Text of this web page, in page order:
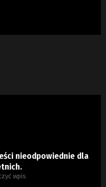
nieodpowiednie dla
wpis